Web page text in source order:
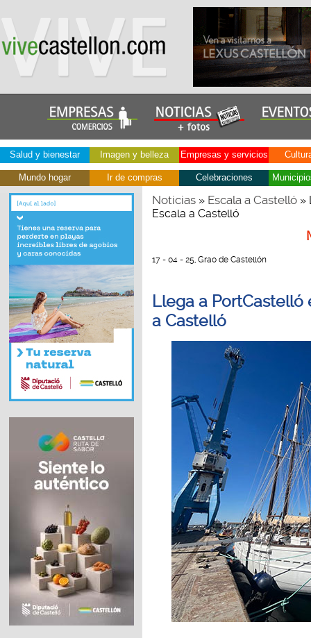
Salud y bienestar Imagen y belleza Empresas y servicios
Mundo hogar Ir de compras Celebraciones
Noticias» Escala a Castelló»
Escala a Castelló
17 - 04 - 25, Grao de Castellón
Llega a PortCastelló
a Castelló